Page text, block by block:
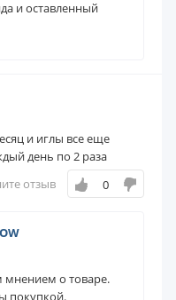
и оставленный
и иглы все еще
день по 2 раза
отзыв 0
мнением о товаре.
покупкой.